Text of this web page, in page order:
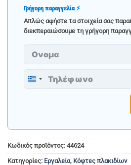
Γρήγορη παραγγελία ⚡
Απλώς αφήστε τα στοιχεία σας
διεκπεραιώσουμε τη γρήγορη
Greece
Κωδικός προϊόντος: 44624
Κατηγορίες: Εργαλεία, Κόφτες πλακιδίων